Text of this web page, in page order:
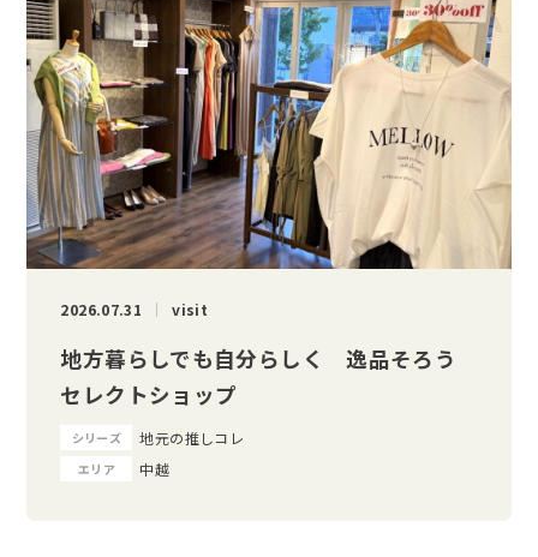
2026.07.31 visit
地方暮らしでも自分らしく 逸品そろう
セレクトショップ
シリーズ 地元の推しコレ
エリア 中越